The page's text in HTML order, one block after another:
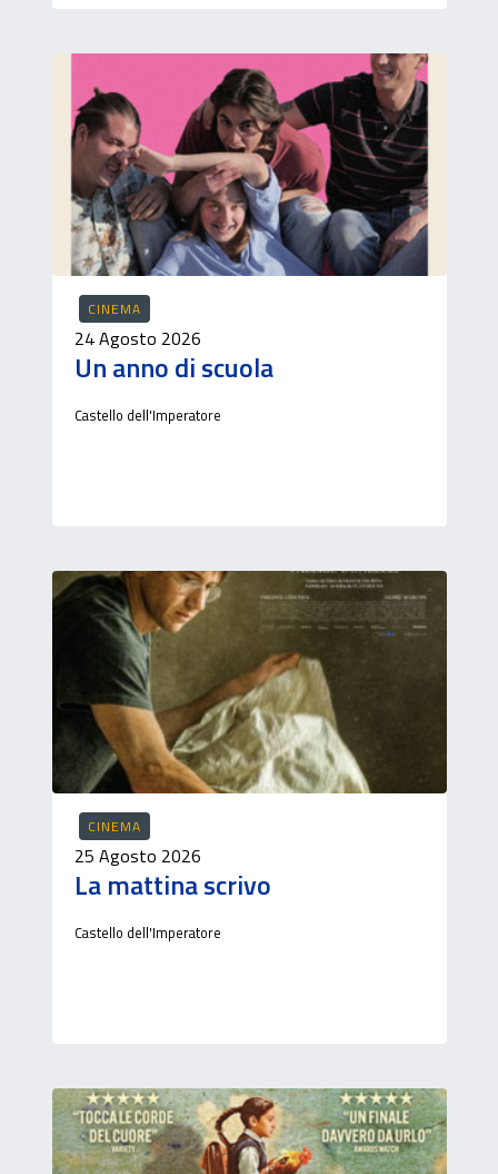
CINEMA
24 Agosto 2026
Un anno di scuola
Castello dell'Imperatore
CINEMA
25 Agosto 2026
La mattina scrivo
Castello dell'Imperatore